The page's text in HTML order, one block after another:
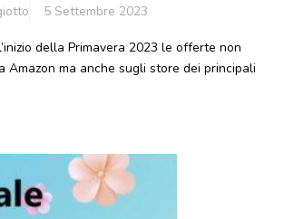
5 Settembre 2023
della Primavera 2023 le offerte non
Amazon ma anche sugli store dei principali